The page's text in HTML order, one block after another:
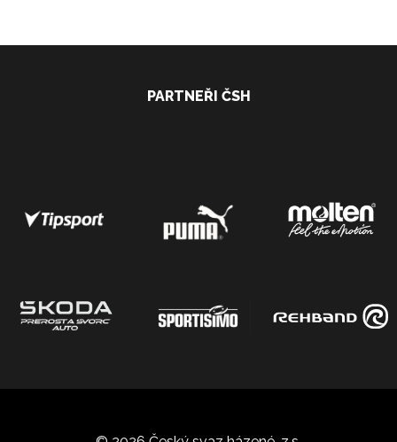
PARTNEŘI ČSH